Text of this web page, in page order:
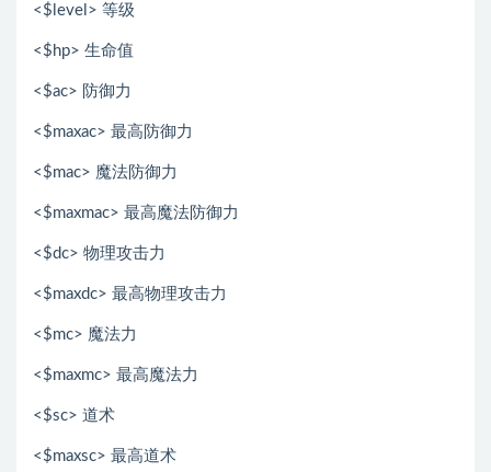
<$level> 等级
<$hp> 生命值
<$ac> 防御力
<$maxac> 最高防御力
<$mac> 魔法防御力
<$maxmac> 最高魔法防御力
<$dc> 物理攻击力
<$maxdc> 最高物理攻击力
<$mc> 魔法力
<$maxmc> 最高魔法力
<$sc> 道术
<$maxsc> 最高道术